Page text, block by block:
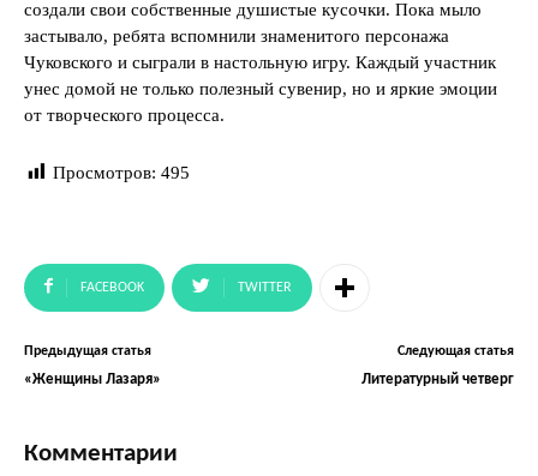
создали свои собственные душистые кусочки. Пока мыло
застывало, ребята вспомнили знаменитого персонажа
Чуковского и сыграли в настольную игру. Каждый участник
унес домой не только полезный сувенир, но и яркие эмоции
от творческого процесса.
Просмотров: 495
FACEBOOK TWITTER
Предыдущая статья
«Женщины Лазаря»
Следующая статья
Литературный четверг
Комментарии